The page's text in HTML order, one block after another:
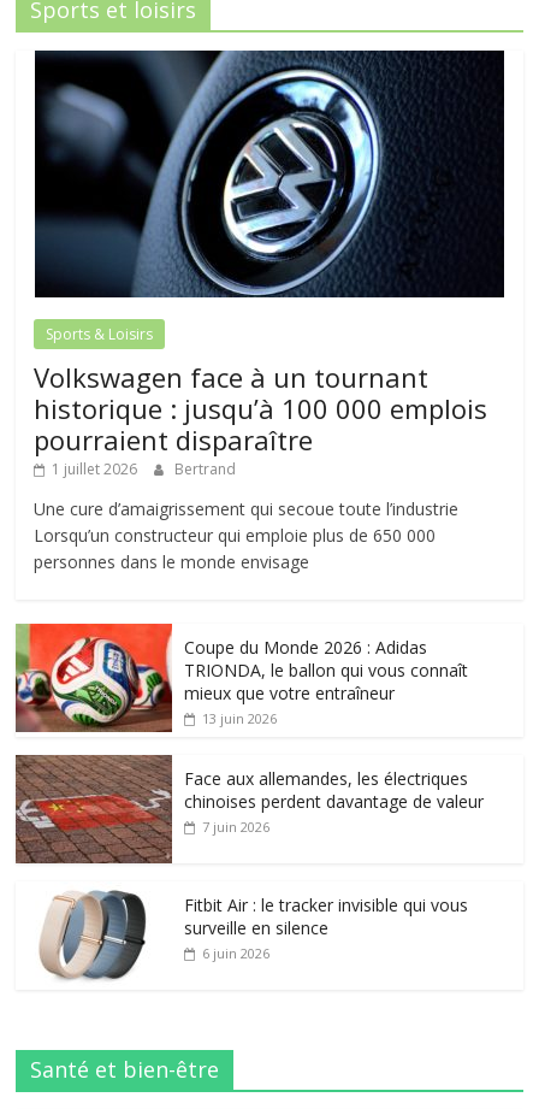
Sports et loisirs
Sports & Loisirs
Volkswagen face à un tournant
historique : jusqu’à 100 000 emplois
pourraient disparaître
1 juillet 2026 Bertrand
Une cure d’amaigrissement qui secoue toute l’industrie
Lorsqu’un constructeur qui emploie plus de 650 000
personnes dans le monde envisage
Coupe du Monde 2026 : Adidas
TRIONDA, le ballon qui vous connaît
mieux que votre entraîneur
13 juin 2026
Face aux allemandes, les électriques
chinoises perdent davantage de valeur
7 juin 2026
Fitbit Air : le tracker invisible qui vous
surveille en silence
6 juin 2026
Santé et bien-être